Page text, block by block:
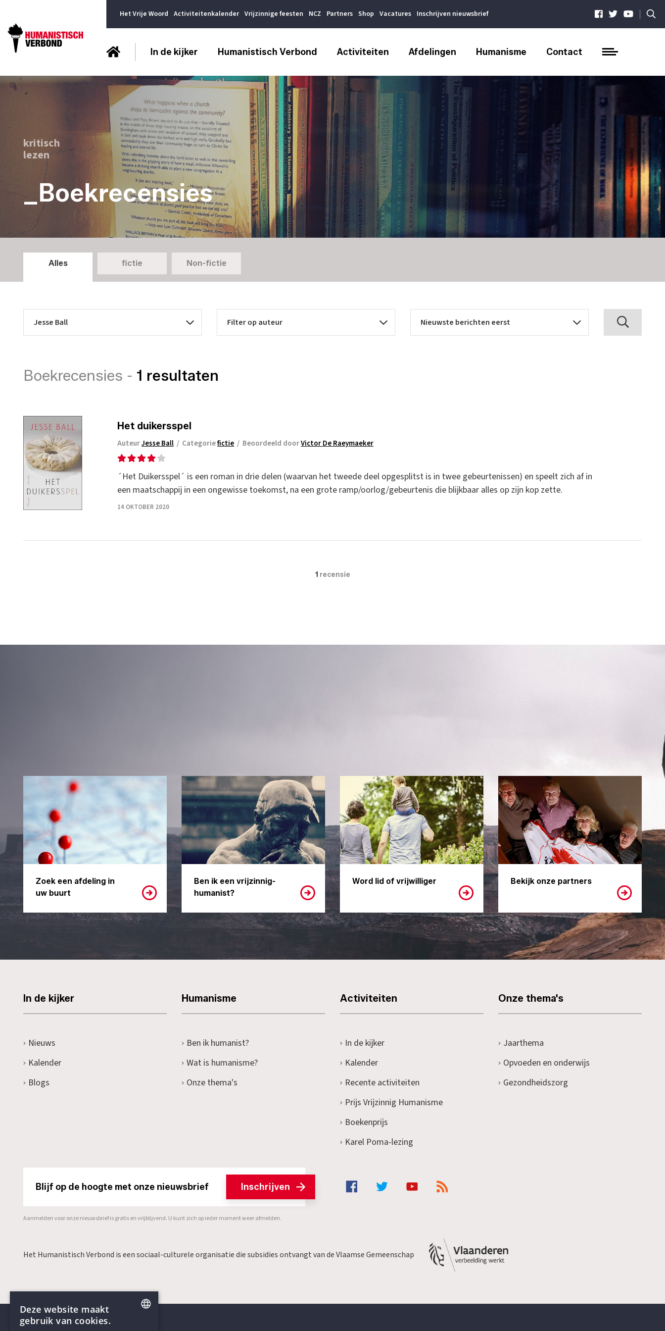
Het Vrije Woord Activiteitenkalender Vrijzinnige feesten NCZ Partners Shop Vacatures Inschrijven nieuwsbrief |
In de kijker Humanistisch Verbond Activiteiten Afdelingen Humanisme Contact
kritisch
lezen
_Boekrecensies
Alles fictie Non-fictie
Boekrecensies - 1 resultaten
Het duikersspel
AuteurJesse Ball / Categoriefictie / Beoordeeld doorVictor De Raeymaeker
´Het Duikersspel´ is een roman in drie delen (waarvan het tweede deel opgesplitst is in twee gebeurtenissen) en speelt zich af in
een maatschappij in een ongewisse toekomst, na een grote ramp/oorlog/gebeurtenis die blijkbaar alles op zijn kop zette.
14 OKTOBER 2020
1 recensie
Zoek een afdeling in
uw buurt
Ben ik een vrijzinnig-
humanist?
Word lid of vrijwilliger Bekijk onze partners
In de kijker
Nieuws
Kalender
Blogs
Humanisme
Ben ik humanist?
Wat is humanisme?
Onze thema's
Activiteiten
In de kijker
Kalender
Recente activiteiten
Prijs Vrijzinnig Humanisme
Boekenprijs
Karel Poma-lezing
Onze thema's
Jaarthema
Opvoeden en onderwijs
Gezondheidszorg
Blijf op de hoogte met onze nieuwsbrief Inschrijven
Aanmelden voor onze nieuwsbrief is gratis en vrijblijvend. U kunt zich op ieder moment weer afmelden.
Het Humanistisch Verbond is een sociaal-culturele organisatie die subsidies ontvangt van de Vlaamse Gemeenschap
Deze website maakt
gebruik van cookies.